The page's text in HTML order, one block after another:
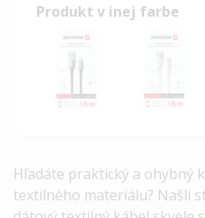
Produkt v inej farbe
Hľadáte praktický a ohybný
textilného materiálu? Našli